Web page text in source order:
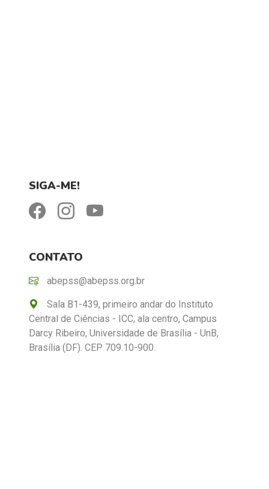
SIGA-ME!
CONTATO
abepss@abepss.org.br
Sala B1-439, primeiro andar do Instituto
Central de Ciências - ICC, ala centro, Campus
Darcy Ribeiro, Universidade de Brasília - UnB,
Brasília (DF). CEP 709.10-900.